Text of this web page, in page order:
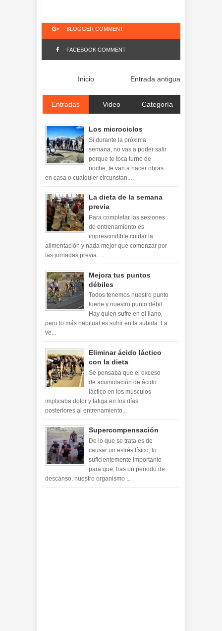
BLOGGER COMMENT
FACEBOOK COMMENT
Entrada antigua
Inicio
Entradas Video Categoría
Los microciclos
Si durante la próxima
semana, no vas a poder salir
porque te toca turno de
noche, te van a hacer obras
en casa o cualquier circunstan...
La dieta de la semana
previa
Para completar las sesiones
de entrenamiento es
imprescindible cuidar la
alimentación y nada mejor que comenzar por
las jornadas previa. ...
Mejora tus puntos
débiles
Todos tenemos nuestro punto
fuerte y nuestro punto débil.
Hay quien sufre en el llano,
pero lo más habitual es sufrir en la subida. La
ve...
Eliminar ácido láctico
con la dieta
Se pensaba que el exceso
de acumulación de ácido
láctico en los músculos
implicaba dolor y fatiga en los días
posteriores al entrenamiento...
Supercompensación
De lo que se trata es de
causar un estrés físico, lo
suficientemente importante
para que, tras un periodo de
descanso, nuestro organismo ...